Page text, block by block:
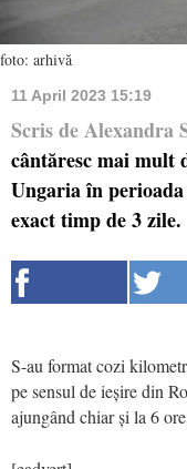
foto: arhivă
11 April 2023 15:19
Scris de Alexandra
cântăresc mai mult
Ungaria în
exact timp de 3 zile.
S-au format cozi
pe sensul de ieșire din
ajungând chiar și la 6